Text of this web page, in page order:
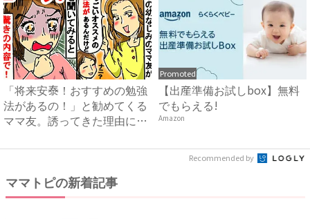
「将来安泰！おすすめの勉強
法があるの！」と勧めてくる
ママ友。誘ってきた理由に驚
Promoted
【出産準備お試しbox】無料
でもらえる!
Amazon
Recommended by
ママトピの新着記事